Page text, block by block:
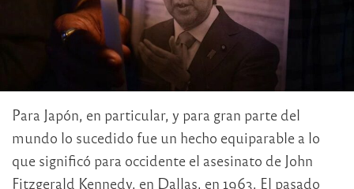
Para Japón, en particular, y para gran parte del
mundo lo sucedido fue un hecho equiparable a lo
que significó para occidente el asesinato de John
Fitzgerald Kennedy, en Dallas, en 1963. El pasado